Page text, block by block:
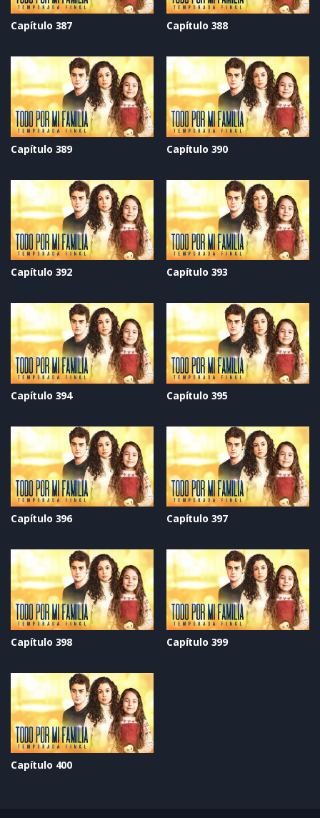
Capítulo 387 Capítulo 388
Capítulo 389 Capítulo 390
Capítulo 392 Capítulo 393
Capítulo 394 Capítulo 395
Capítulo 396 Capítulo 397
Capítulo 398 Capítulo 399
Capítulo 400